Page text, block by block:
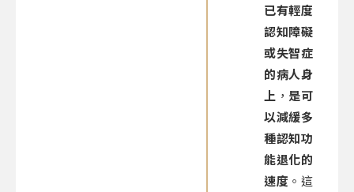
已有輕度
認知障礙
或失智症
的病人身
上 ， 是可
以減緩多
種認知功
能退化的
速度 。這